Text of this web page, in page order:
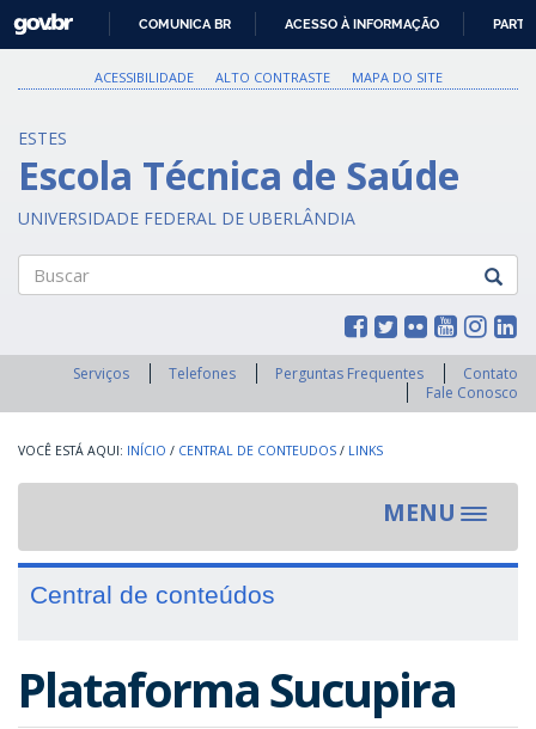
PARA
O
GOVBR
COMUNICA BR ACESSO À INFORMAÇÃO
ACESSIBILIDADE ALTO CONTRASTE MAPA DO SITE
ESTES
Escola Técnica de Saúde
UNIVERSIDADE FEDERAL DE UBERLÂNDIA
Serviços Telefones Perguntas Frequentes
Contato
Fale Conosco
INÍCIO / CENTRAL DE CONTEUDOS / LINKS
MENU
Toggle
Central de conteúdos
Plataforma Sucupira